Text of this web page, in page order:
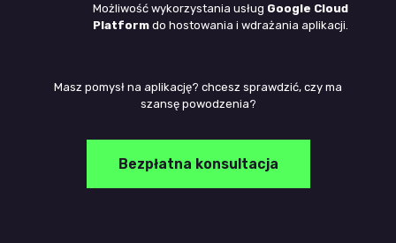
Możliwość wykorzystania usług Google Cloud
Platformdo hostowania i wdrażania aplikacji.
Masz pomysł na aplikację? chcesz sprawdzić, czy ma
szansę powodzenia?
Bezpłatna konsultacja